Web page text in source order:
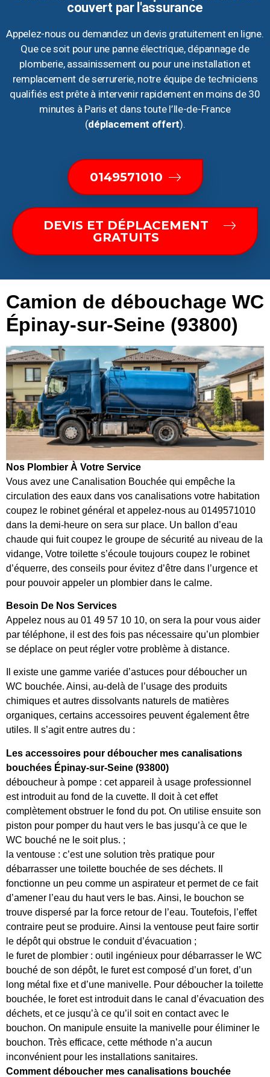
couvert par l'assurance
Appelez-nous ou demandez un devis gratuitement en ligne.
Que ce soit pour une panne électrique, dépannage de
plomberie, assainissement ou pour une installation et
remplacement de serrurerie, notre équipe de techniciens
qualifiés est prête à intervenir rapidement en moins de 30
minutes à Paris et dans toute l’Ile-de-France
(déplacement offert).
0149571010
DEVIS ET DÉPLACEMENT
GRATUITS
Camion de débouchage WC
Épinay-sur-Seine (93800)
Nos Plombier À Votre Service
Vous avez une Canalisation Bouchée qui empêche la
circulation des eaux dans vos canalisations votre habitation
coupez le robinet général et appelez-nous au 0149571010
dans la demi-heure on sera sur place. Un ballon d’eau
chaude qui fuit coupez le groupe de sécurité au niveau de la
vidange, Votre toilette s’écoule toujours coupez le robinet
d’équerre, des conseils pour évitez d’être dans l’urgence et
pour pouvoir appeler un plombier dans le calme.
Besoin De Nos Services
Appelez nous au 01 49 57 10 10, on sera la pour vous aider
par téléphone, il est des fois pas nécessaire qu’un plombier
se déplace on peut régler votre problème à distance.
Il existe une gamme variée d’astuces pour déboucher un
WC bouchée. Ainsi, au-delà de l’usage des produits
chimiques et autres dissolvants naturels de matières
organiques, certains accessoires peuvent également être
utiles. Il s’agit entre autres du :
Les accessoires pour déboucher mes canalisations
bouchées Épinay-sur-Seine (93800)
déboucheur à pompe : cet appareil à usage professionnel
est introduit au fond de la cuvette. Il doit à cet effet
complètement obstruer le fond du pot. On utilise ensuite son
piston pour pomper du haut vers le bas jusqu’à ce que le
WC bouché ne le soit plus. ;
la ventouse : c’est une solution très pratique pour
débarrasser une toilette bouchée de ses déchets. Il
fonctionne un peu comme un aspirateur et permet de ce fait
d’amener l’eau du haut vers le bas. Ainsi, le bouchon se
trouve dispersé par la force retour de l’eau. Toutefois, l’effet
contraire peut se produire. Ainsi la ventouse peut faire sortir
le dépôt qui obstrue le conduit d’évacuation ;
le furet de plombier : outil ingénieux pour débarrasser le WC
bouché de son dépôt, le furet est composé d’un foret, d’un
long métal fixe et d’une manivelle. Pour déboucher la toilette
bouchée, le foret est introduit dans le canal d’évacuation des
déchets, et ce jusqu’à ce qu’il soit en contact avec le
bouchon. On manipule ensuite la manivelle pour éliminer le
bouchon. Très efficace, cette méthode n’a aucun
inconvénient pour les installations sanitaires.
Comment déboucher mes canalisations bouchée